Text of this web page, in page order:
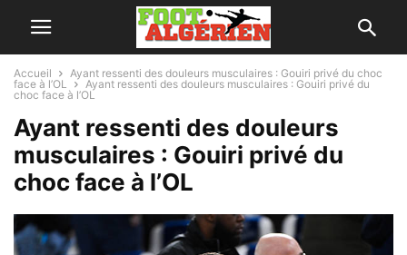
Accueil
Ayant ressenti des douleurs musculaires : Gouiri privé du choc
face à l’OL
Ayant ressenti des douleurs musculaires : Gouiri privé du
choc face à l’OL
Ayant ressenti des douleurs
musculaires : Gouiri privé du
choc face à l’OL